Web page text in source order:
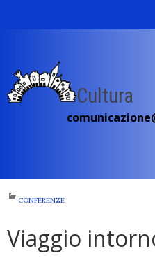
Cultura
CONFERENZE
Viaggio